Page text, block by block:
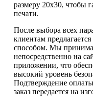
размеру 20х30, чтобы
печати.
После выбора всех
клиентам
способом. Мы
непосредственно на
приложении, что
высокий уровень
Подтверждение
заказ передается на